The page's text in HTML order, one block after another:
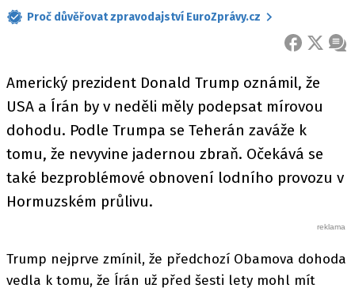
Proč důvěřovat zpravodajství EuroZprávy.cz
FACEBOOK
X
Americký prezident Donald Trump oznámil, že
USA a Írán by v neděli měly podepsat mírovou
dohodu. Podle Trumpa se Teherán zaváže k
tomu, že nevyvine jadernou zbraň. Očekává se
také bezproblémové obnovení lodního provozu v
Hormuzském průlivu.
Trump nejprve zmínil, že předchozí Obamova dohoda
vedla k tomu, že Írán už před šesti lety mohl mít